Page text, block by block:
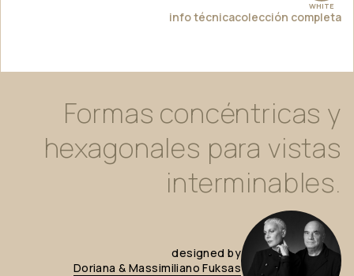
WHITE
info técnicacolección completa
Formas concéntricas y
hexagonales para vistas
interminables.
designed by
Doriana & Massimiliano Fuksas